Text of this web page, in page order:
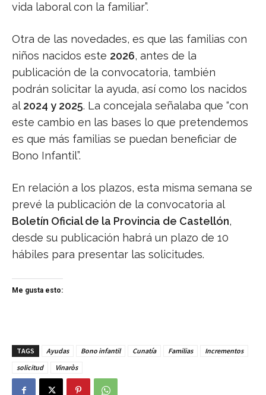
vida laboral con la familiar”.
Otra de las novedades, es que las familias con
niños nacidos este 2026, antes de la
publicación de la convocatoria, también
podrán solicitar la ayuda, así como los nacidos
al 2024 y 2025. La concejala señalaba que “con
este cambio en las bases lo que pretendemos
es que más familias se puedan beneficiar de
Bono Infantil”.
En relación a los plazos, esta misma semana se
prevé la publicación de la convocatoria al
Boletín Oficial de la Provincia de Castellón,
desde su publicación habrá un plazo de 10
hábiles para presentar las solicitudes.
Me gusta esto:
TAGS Ayudas Bono infantil Cunatía Familias
Incrementos
solicitud
Vinaròs